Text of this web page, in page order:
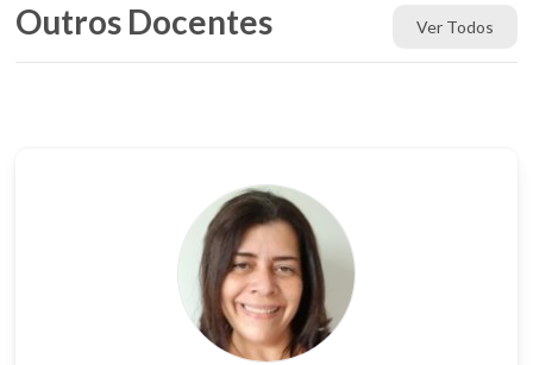
Ver Todos
Outros Docentes